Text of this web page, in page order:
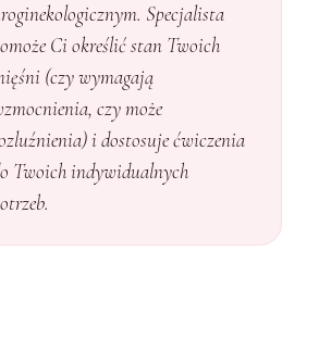
Specjalista
Ci określić stan Twoich
(czy wymagają
czy może
i dostosuje ćwiczenia
Twoich indywidualnych